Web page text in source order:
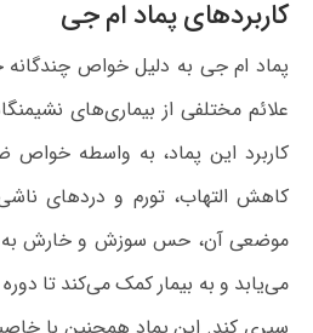
کاربردهای پماد ام جی
پماد ام جی به دلیل خواص
علائم مختلفی از بیماری‌های
کاربرد این پماد، به واسطه خواص
کاهش التهاب، تورم و دردهای
موضعی آن، حس سوزش و خارش به
می‌یابد و به بیمار کمک می‌کند تا